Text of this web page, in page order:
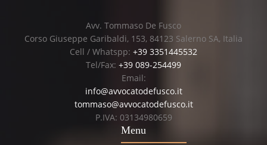
Avv. Tommaso De Fusco
Corso Giuseppe Garibaldi, 153, 84123 Salerno SA, Italia
Cell / Whatspp: +39 3351445532
Tel/Fax: +39 089-254499
Email:
info@avvocatodefusco.it
tommaso@avvocatodefusco.it
P.IVA: 03134980659
Menu